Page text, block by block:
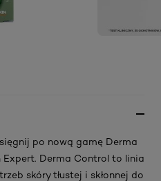
po nową gamę Derma
Expert. Derma Control to linia
skóry tłustej i skłonnej do